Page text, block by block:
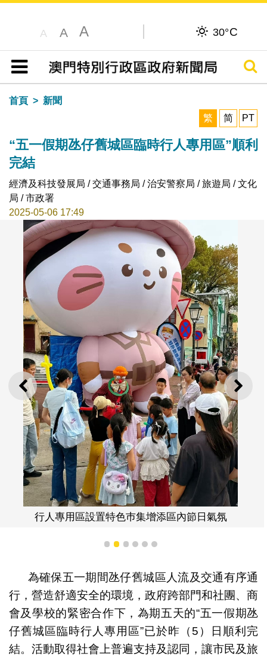
A A A 30°C
目錄
搜尋
首頁
新聞
繁
简 PT
“五一假期氹仔舊城區臨時行人專用區”順利
完結
經濟及科技發展局 / 交通事務局 / 治安警察局 / 旅遊局 / 文化
局 / 市政署
2025-05-06 17:49
上一則 下一
行人專用區設置特色巿集增添區內節日氣氛
1 2 3 4 5 6
為確保五一期間氹仔舊城區人流及交通有序通
行，營造舒適安全的環境，政府跨部門和社團、商
會及學校的緊密合作下，為期五天的“五一假期氹
仔舊城區臨時行人專用區”已於昨（5）日順利完
結。活動取得社會上普遍支持及認同，讓市民及旅